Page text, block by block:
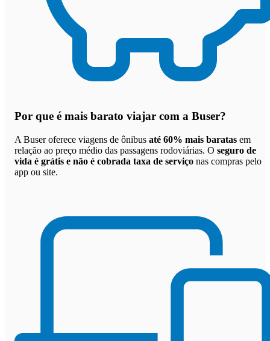
Por que é mais barato viajar com a Buser?
A Buser oferece viagens de ônibus até 60% mais baratas em
relação ao preço médio das passagens rodoviárias. O seguro de
vida é grátis e não é cobrada taxa de serviço nas compras pelo
app ou site.